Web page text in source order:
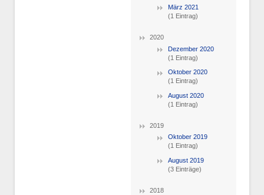
März 2021
(1 Eintrag)
2020
Dezember 2020
(1 Eintrag)
Oktober 2020
(1 Eintrag)
August 2020
(1 Eintrag)
2019
Oktober 2019
(1 Eintrag)
August 2019
(3 Einträge)
2018